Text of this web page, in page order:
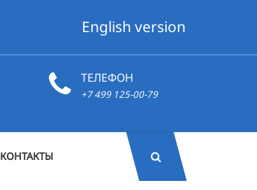
English version
ТЕЛЕФОН
+7 499 125-00-79
КОНТАКТЫ